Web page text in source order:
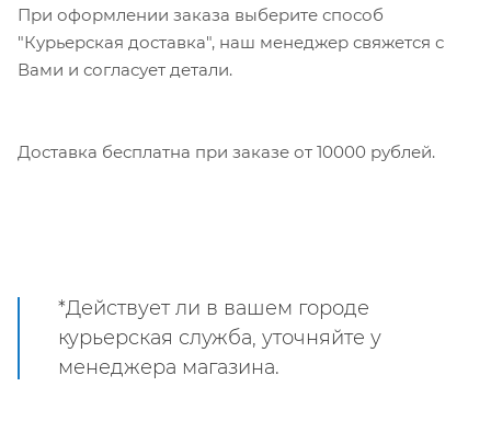
При оформлении заказа выберите способ
"Курьерская доставка", наш менеджер свяжется с
Вами и согласует детали.
Доставка бесплатна при заказе от 10000 рублей.
*Действует ли в вашем городе
курьерская служба, уточняйте у
менеджера магазина.